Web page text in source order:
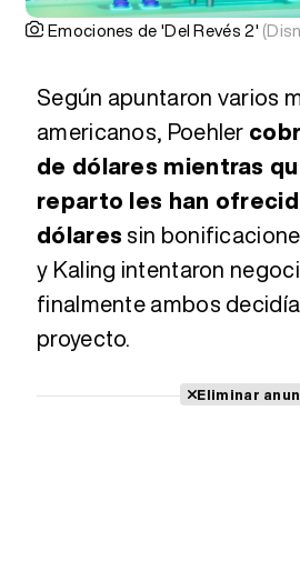
Emociones de 'Del Revés 2'
Según apuntaron varios
americanos, Poehler
de dólares mientras
reparto les han
dólares sin
y Kaling intentaron
finalmente ambos
proyecto.
Eliminar